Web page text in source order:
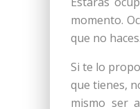
momento.
que no haces.
Si te lo
que tienes,
mismo ser